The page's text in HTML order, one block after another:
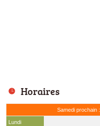
Horaires
Samedi prochain :
Lundi